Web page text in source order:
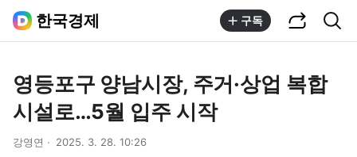
한국경제 구독
영등포구 양남시장, 주거·상업 복합
시설로…5월 입주 시작
강영연 2025. 3. 28. 10:26